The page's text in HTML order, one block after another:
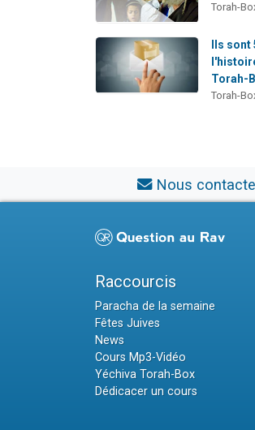
Torah-
Ils sont
Torah-
Torah-
Nous
Raccourcis
Paracha de la semaine
Fêtes Juives
News
Cours Mp3-Vidéo
Yéchiva Torah-Box
Dédicacer un cours